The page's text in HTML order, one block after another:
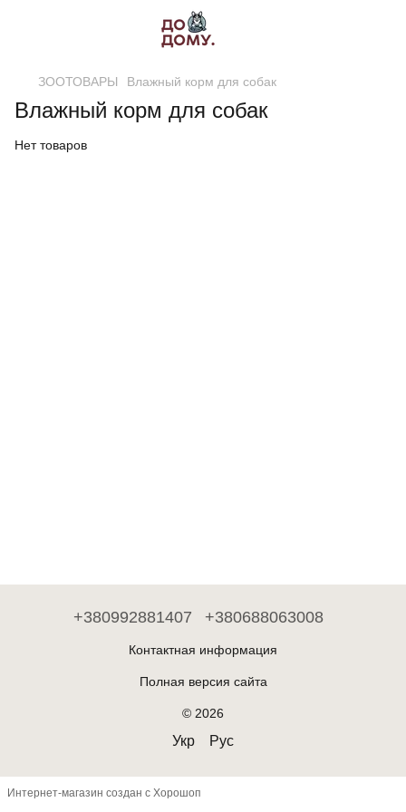
ЗООТОВАРЫ Влажный корм для собак
Влажный корм для собак
Нет товаров
+380992881407 +380688063008
Контактная информация
Полная версия сайта
© 2026
Укр Рус
Интернет-магазин создан с Хорошоп